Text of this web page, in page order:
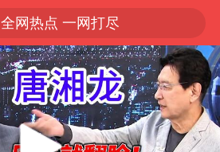
全网热点 一网打尽